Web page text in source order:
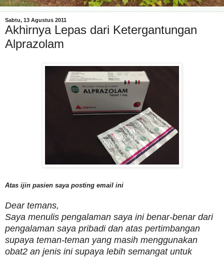
Sabtu, 13 Agustus 2011
Akhirnya Lepas dari Ketergantungan
Alprazolam
Atas ijin pasien saya posting email ini
Dear temans,
Saya menulis pengalaman saya ini benar-benar dari
pengalaman saya pribadi dan atas pertimbangan
supaya teman-teman yang masih menggunakan
obat2 an jenis ini supaya lebih semangat untuk